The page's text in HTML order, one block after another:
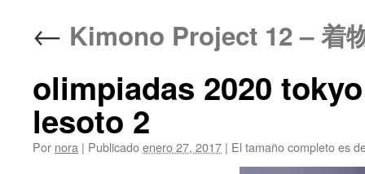
← Kimono Project 12 – 着
olimpiadas 2020
lesoto 2
Por nora | Publicadoenero 27, 2017 | El tamaño completo es